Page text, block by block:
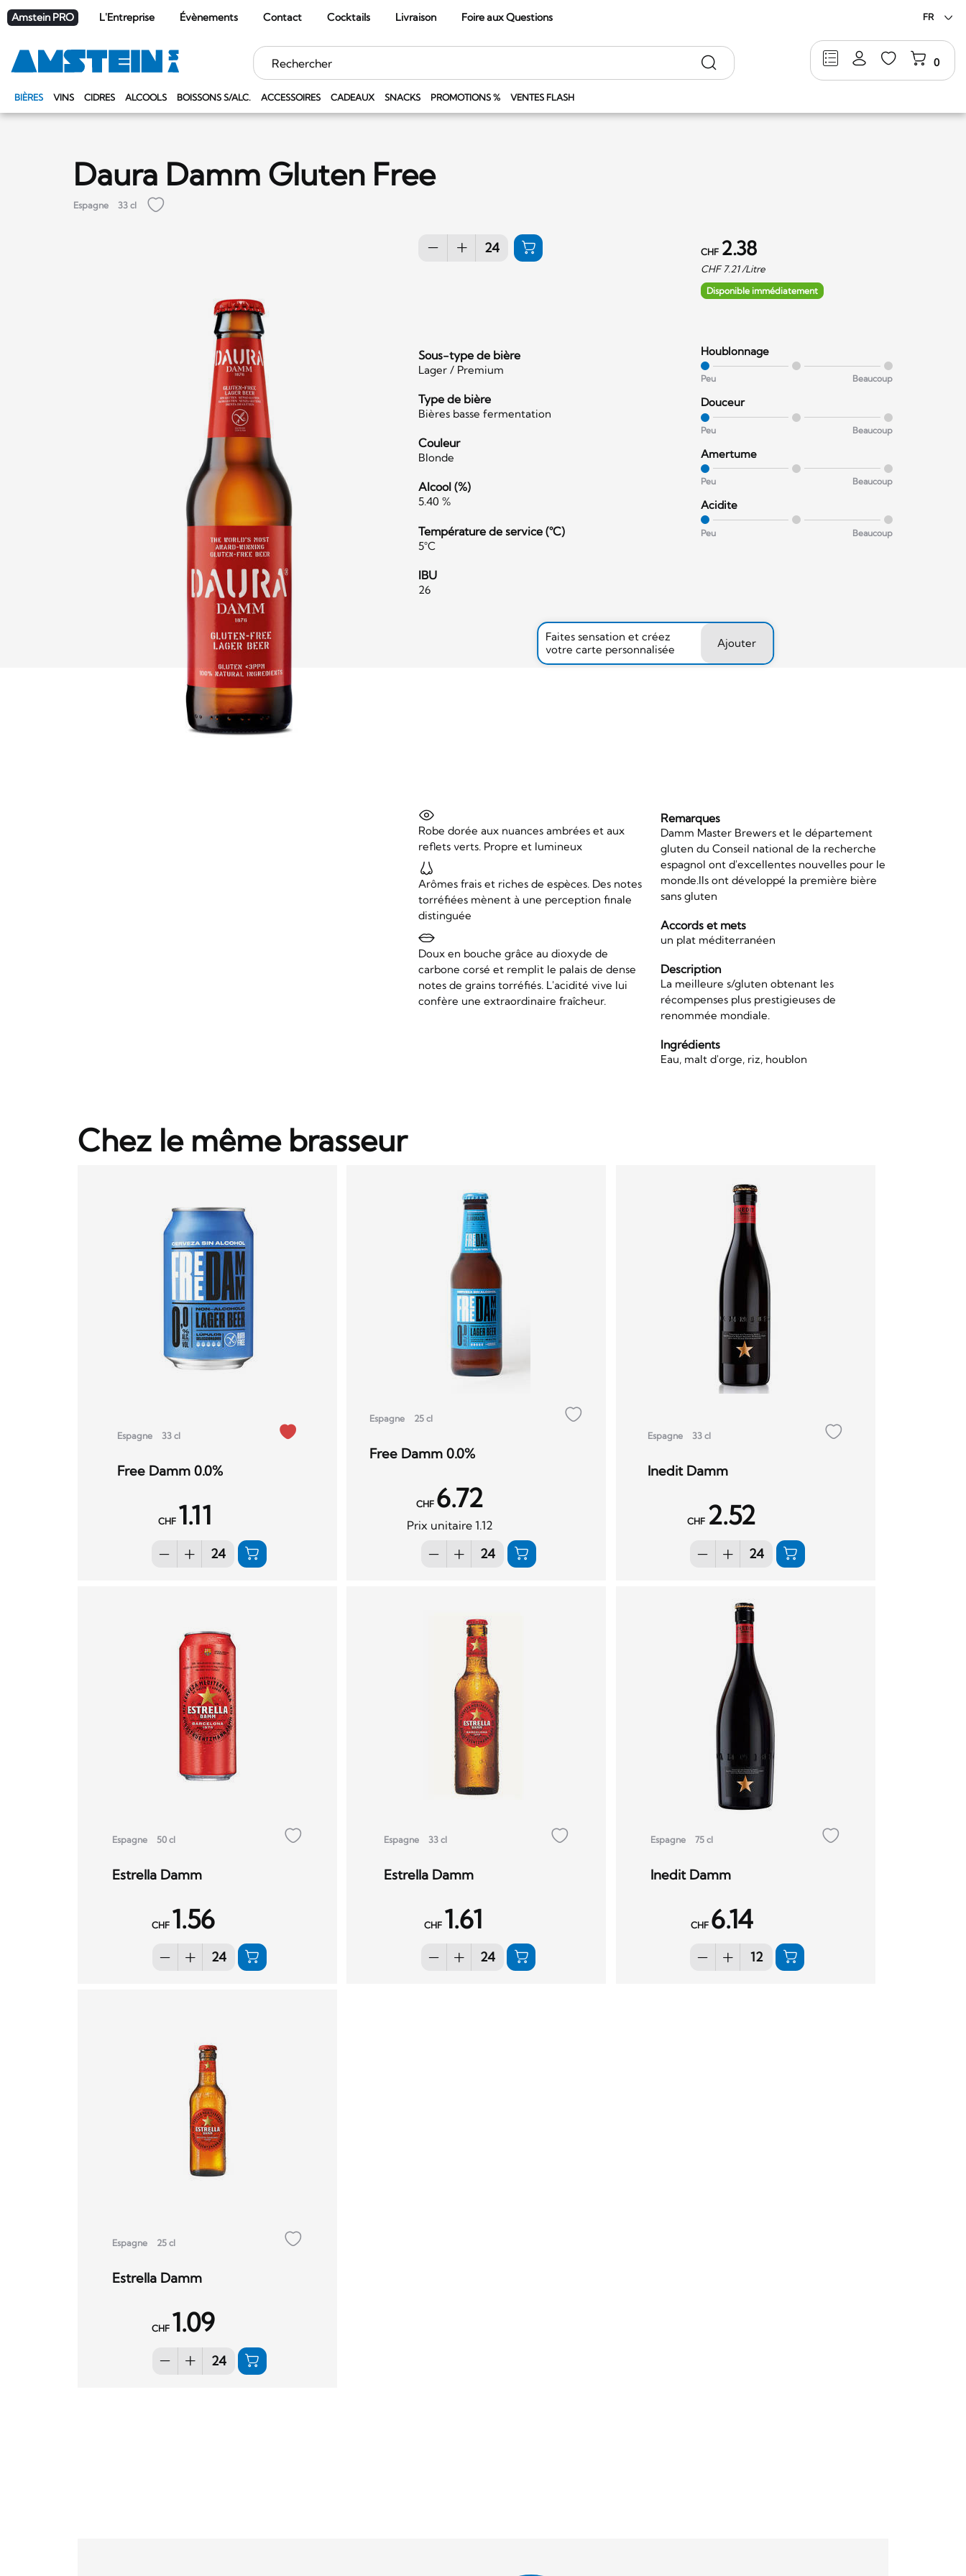
Amstein PRO L'Entreprise Évènements Contact Cocktails Livraison Foire aux Questions FR
BIÈRES VINS CIDRES ALCOOLS BOISSONS S/ALC. ACCESSOIRES CADEAUX SNACKS PROMOTIONS % VENTES FLASH
0
Mots
clés
Rechercher
Daura Damm Gluten Free
Espagne 33 cl
CHF 2.38
CHF 7.21/Litre
Disponible immédiatement
Sous-type de bière
Lager / Premium
Type de bière
Bières basse fermentation
Couleur
Blonde
Alcool (%)
5.40 %
Température de service (°C)
5°C
IBU
26
Houblonnage
Peu Beaucoup
Douceur
Peu Beaucoup
Amertume
Peu Beaucoup
Acidite
Peu Beaucoup
Faites sensation et créez
votre carte personnalisée
Ajouter
Robe dorée aux nuances ambrées et aux
reflets verts. Propre et lumineux
Arômes frais et riches de espèces. Des notes
torréfiées mènent à une perception finale
distinguée
Doux en bouche grâce au dioxyde de
carbone corsé et remplit le palais de dense
notes de grains torréfiés. L'acidité vive lui
confère une extraordinaire fraîcheur.
Remarques
Damm Master Brewers et le département
gluten du Conseil national de la recherche
espagnol ont d'excellentes nouvelles pour le
monde.Ils ont développé la première bière
sans gluten
Accords et mets
un plat méditerranéen
Description
La meilleure s/gluten obtenant les
récompenses plus prestigieuses de
renommée mondiale.
Ingrédients
Eau, malt d'orge, riz, houblon
Chez le même brasseur
Espagne 33 cl
Free Damm 0.0%
CHF 1.11
Espagne 25 cl
Free Damm 0.0%
CHF 6.72
Prix unitaire 1.12
Espagne 33 cl
Inedit Damm
CHF 2.52
Espagne 50 cl
Estrella Damm
CHF 1.56
Espagne 33 cl
Estrella Damm
CHF 1.61
Espagne 75 cl
Inedit Damm
CHF 6.14
Espagne 25 cl
Estrella Damm
CHF 1.09